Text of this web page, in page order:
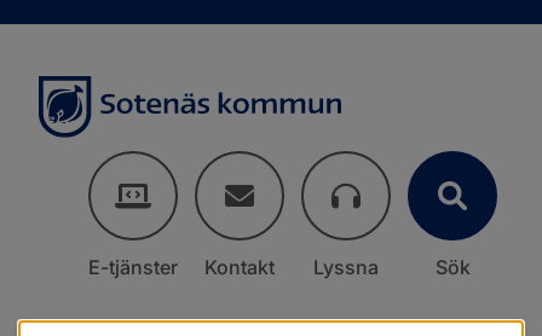
E-tjänster Kontakt Lyssna Sök